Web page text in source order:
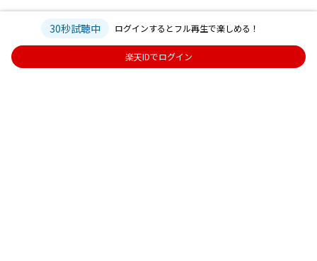
30秒試聴中 ログインするとフル再生で楽しめる！
楽天IDでログイン